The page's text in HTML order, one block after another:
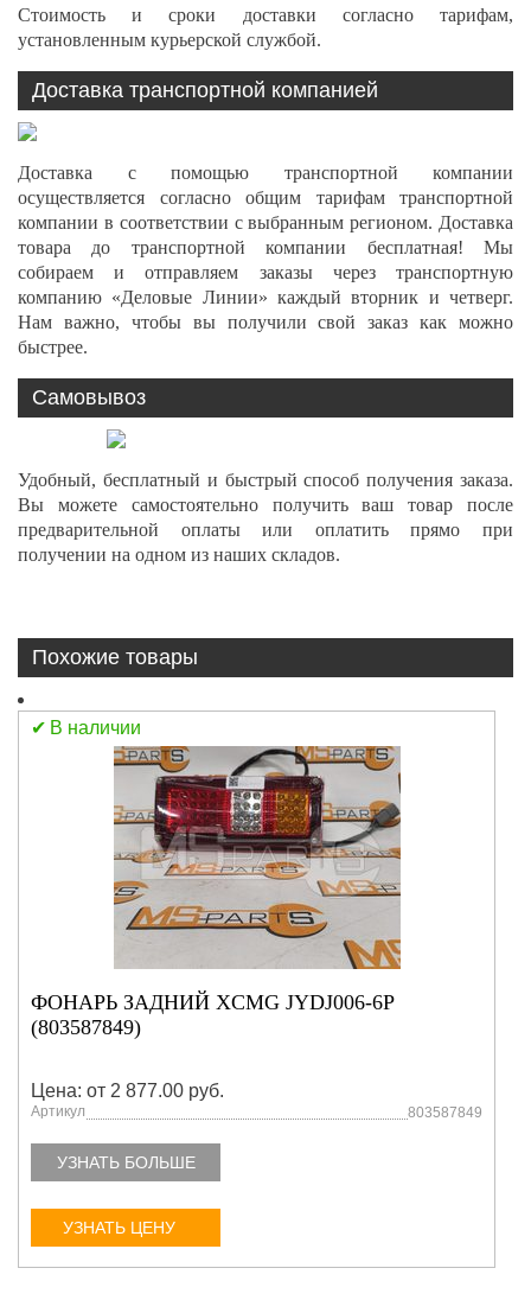
Стоимость и сроки доставки согласно тарифам,
установленным курьерской службой.
Доставка транспортной компанией
Доставка с помощью транспортной компании
осуществляется согласно общим тарифам транспортной
компании в соответствии с выбранным регионом. Доставка
товара до транспортной компании бесплатная! Мы
собираем и отправляем заказы через транспортную
компанию «Деловые Линии» каждый вторник и четверг.
Нам важно, чтобы вы получили свой заказ как можно
быстрее.
Самовывоз
Удобный, бесплатный и быстрый способ получения заказа.
Вы можете самостоятельно получить ваш товар после
предварительной оплаты или оплатить прямо при
получении на одном из наших складов.
Похожие товары
В наличии
ФОНАРЬ ЗАДНИЙ XCMG JYDJ006-6P
(803587849)
Цена: от 2 877.00 руб.
Артикул 803587849
УЗНАТЬ БОЛЬШЕ
УЗНАТЬ ЦЕНУ